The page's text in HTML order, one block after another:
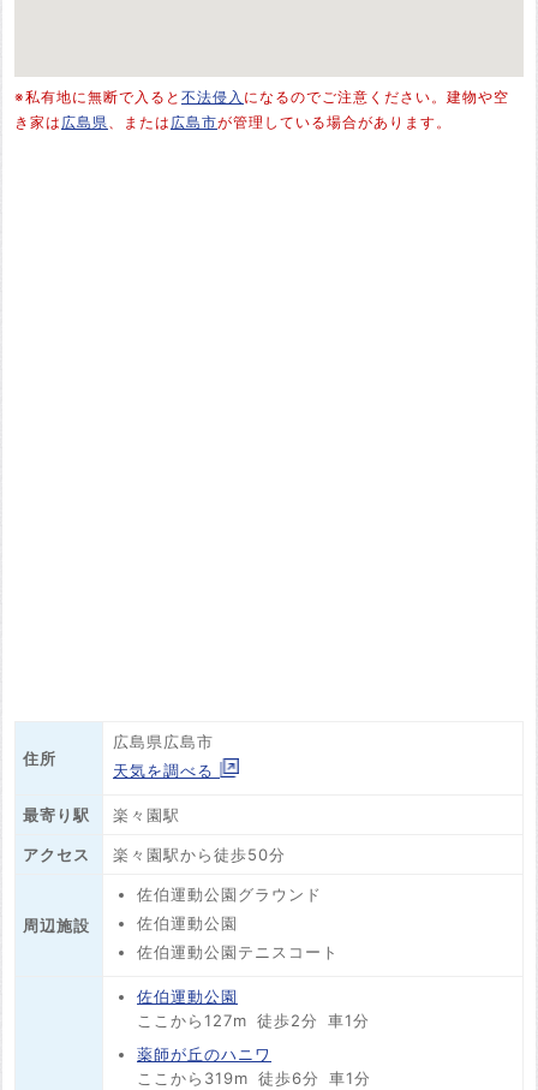
※私有地に無断で入ると 不法侵入 になるのでご注意ください。建物や空
き家は 広島県、または 広島市が管理している場合があります。
住所
広島県広島市
天気を調べる
最寄り駅 楽々園駅
アクセス 楽々園駅から徒歩50分
周辺施設
佐伯運動公園グラウンド
佐伯運動公園
佐伯運動公園テニスコート
佐伯運動公園
ここから127m 徒歩2分
車1分
薬師が丘のハニワ
ここから319m 徒歩6分
車1分